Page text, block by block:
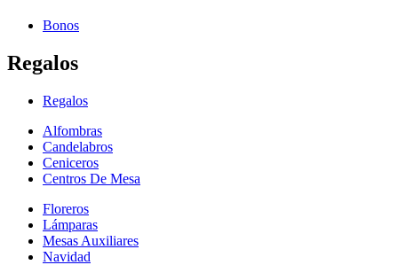
Bonos
Regalos
Regalos
Alfombras
Candelabros
Ceniceros
Centros De Mesa
Floreros
Lámparas
Mesas Auxiliares
Navidad